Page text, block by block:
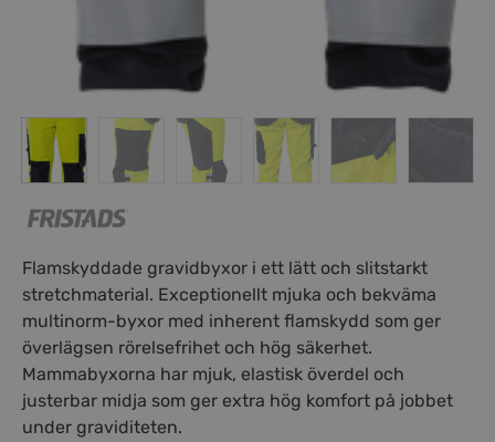
Flamskyddade gravidbyxor i ett lätt och slitstarkt
stretchmaterial. Exceptionellt mjuka och bekväma
multinorm-byxor med inherent flamskydd som ger
överlägsen rörelsefrihet och hög säkerhet.
Mammabyxorna har mjuk, elastisk överdel och
justerbar midja som ger extra hög komfort på jobbet
under graviditeten.